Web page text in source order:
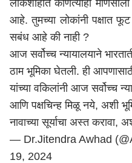
लोकशाहीत कोणत्याही
आहे. तुमच्या लोकांनी पक्षात
सबंध आहे की नाही ?
आज सर्वोच्च न्यायालयाने
ठाम भूमिका घेतली. ही
यांच्या वकिलांनी आज सर्वोच्च
आणि पक्षचिन्ह मिळू नये, अशी
नावाच्या सूर्याचा अस्त
— Dr.Jitendra Awhad
19, 2024